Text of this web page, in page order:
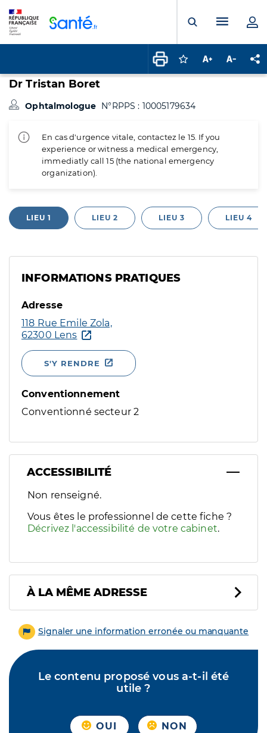
Ouvrir laMenu
Connectez-vous
Augmenter la
Dr Tristan Boret
Ophtalmologue N°RPPS : 10005179634
En cas d'urgence vitale, contactez le 15. If you
experience or witness a medical emergency,
immediatly call 15 (the national emergency
organization).
LIEU 1 LIEU 2 LIEU 3 LIEU 4
INFORMATIONS PRATIQUES
Adresse
118 Rue Emile Zola,
62300 Lens
S'Y RENDRE
Conventionnement
Conventionné secteur 2
ACCESSIBILITÉ
Filtres
Sélectionnez un ou plusieurs handicaps/besoins
Non renseigné.
Vous êtes le professionnel de cette fiche ?
Décrivez l'accessibilité de votre cabinet.
À LA MÊME ADRESSE
Signaler une information erronée ou manquante
Le contenu proposé vous a-t-il été
utile ?
OUI NON